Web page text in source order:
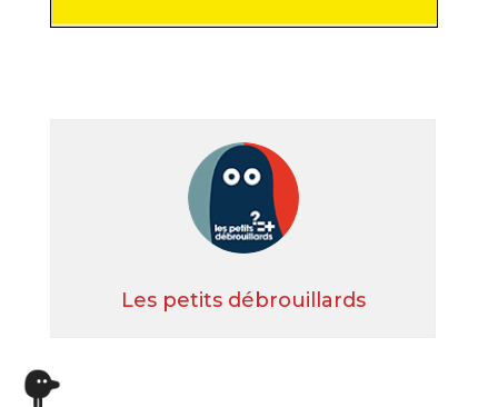
Les petits débrouillards